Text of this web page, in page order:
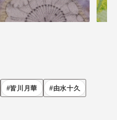
皆川月華 由水十久